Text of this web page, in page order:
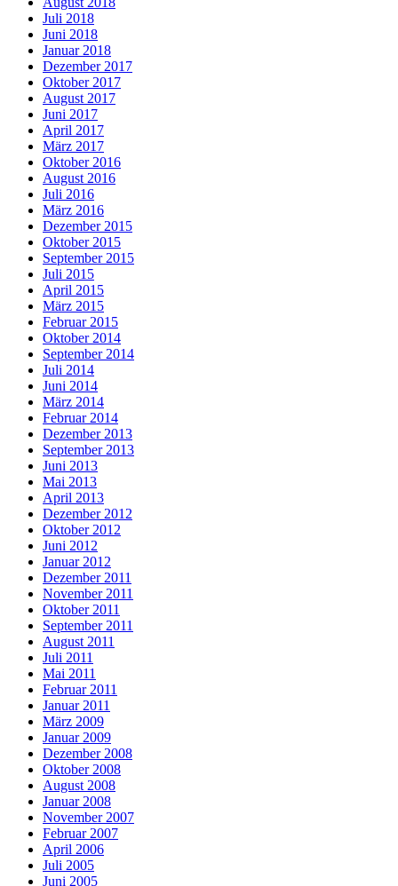
Juli 2018
Juni 2018
Januar 2018
Dezember 2017
Oktober 2017
August 2017
Juni 2017
April 2017
März 2017
Oktober 2016
August 2016
Juli 2016
März 2016
Dezember 2015
Oktober 2015
September 2015
Juli 2015
April 2015
März 2015
Februar 2015
Oktober 2014
September 2014
Juli 2014
Juni 2014
März 2014
Februar 2014
Dezember 2013
September 2013
Juni 2013
Mai 2013
April 2013
Dezember 2012
Oktober 2012
Juni 2012
Januar 2012
Dezember 2011
November 2011
Oktober 2011
September 2011
August 2011
Juli 2011
Mai 2011
Februar 2011
Januar 2011
März 2009
Januar 2009
Dezember 2008
Oktober 2008
August 2008
Januar 2008
November 2007
Februar 2007
April 2006
Juli 2005
Juni 2005